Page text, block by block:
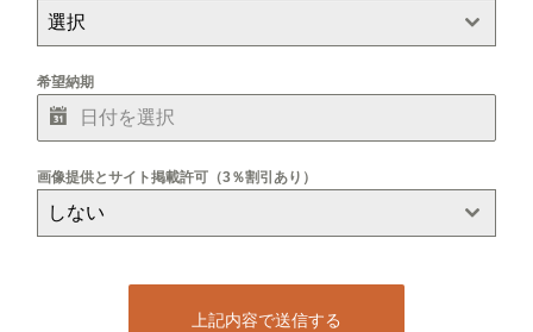
選択
希望納期
画像提供とサイト掲載許可（3％割引あり）
しない
上記内容で送信する